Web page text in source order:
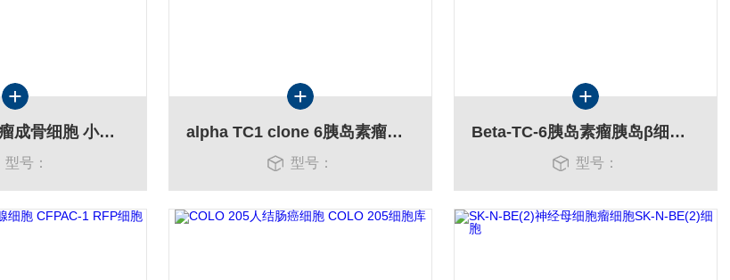
K7M2 wt骨肉瘤成骨细胞 小鼠K7M2 wt细胞库
型号：
alpha TC1 clone 6胰岛素瘤胰岛细胞
型号：
Beta-TC-6胰岛素瘤胰岛β细胞小鼠细胞库
型号：